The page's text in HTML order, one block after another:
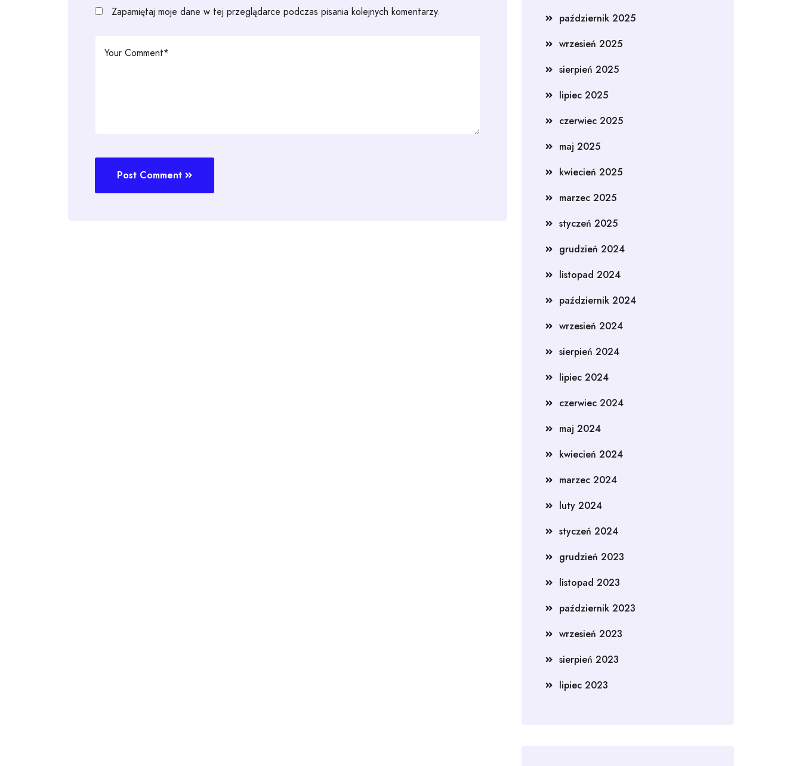
Zapamiętaj moje dane w tej przeglądarce podczas pisania kolejnych komentarzy.
Post Comment
październik 2025
wrzesień 2025
sierpień 2025
lipiec 2025
czerwiec 2025
maj 2025
kwiecień 2025
marzec 2025
styczeń 2025
grudzień 2024
listopad 2024
październik 2024
wrzesień 2024
sierpień 2024
lipiec 2024
czerwiec 2024
maj 2024
kwiecień 2024
marzec 2024
luty 2024
styczeń 2024
grudzień 2023
listopad 2023
październik 2023
wrzesień 2023
sierpień 2023
lipiec 2023